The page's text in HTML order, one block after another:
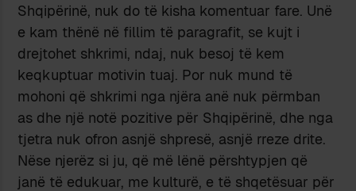
Shqipërinë, nuk do të kisha komentuar fare. Unë
e kam thënë në fillim të paragrafit, se kujt i
drejtohet shkrimi, ndaj, nuk besoj të kem
keqkuptuar motivin tuaj. Por nuk mund të
mohoni që shkrimi nga njëra anë nuk përmban
as dhe një notë pozitive për Shqipërinë, dhe nga
tjetra nuk ofron asnjë shpresë, asnjë rreze drite.
Nëse njerëz si ju, që më lënë përshtypjen që
janë të edukuar, me kulturë, e të shqetësuar për